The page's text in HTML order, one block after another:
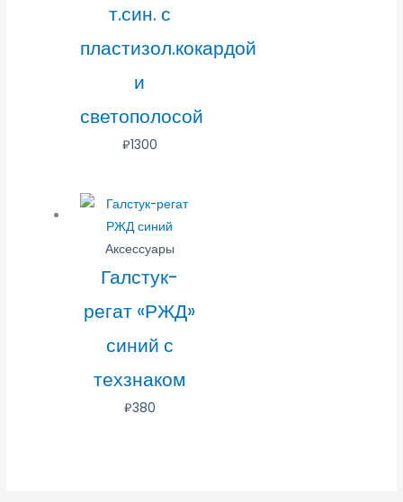
т.син. с
пластизол.кокардой
и
светополосой
₽1300
Аксессуары
Галстук-
регат «РЖД»
синий с
техзнаком
₽380